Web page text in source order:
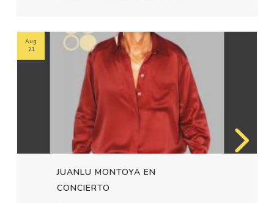
JUANLU MONTOYA EN
CONCIERTO
Aug
21